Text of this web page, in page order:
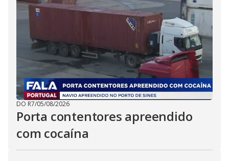
DO R7/05/08/2026
Porta contentores apreendido
com cocaína